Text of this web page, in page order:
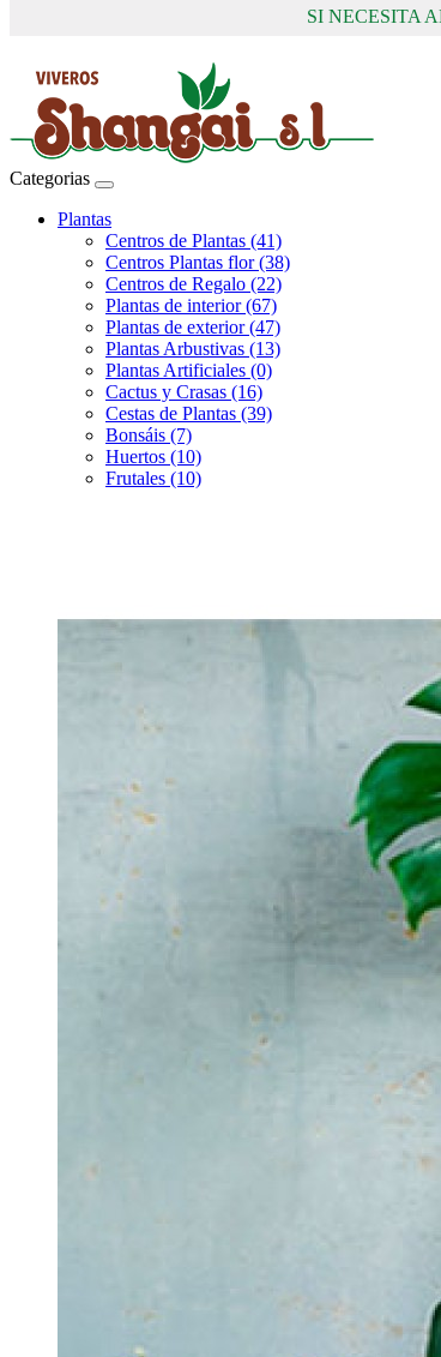
SI NECESITA
Categorias
Plantas
Centros de Plantas (41)
Centros Plantas flor (38)
Centros de Regalo (22)
Plantas de interior (67)
Plantas de exterior (47)
Plantas Arbustivas (13)
Plantas Artificiales (0)
Cactus y Crasas (16)
Cestas de Plantas (39)
Bonsáis (7)
Huertos (10)
Frutales (10)